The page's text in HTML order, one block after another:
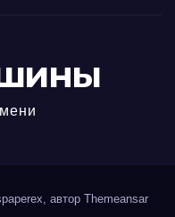
автор Themeansar